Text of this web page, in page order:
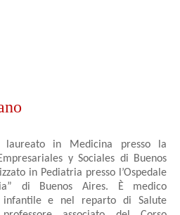
laureato in Medicina presso la
y Sociales di Buenos
in Pediatria presso l’Ospedale
di Buenos Aires. È medico
infantile e nel reparto di Salute